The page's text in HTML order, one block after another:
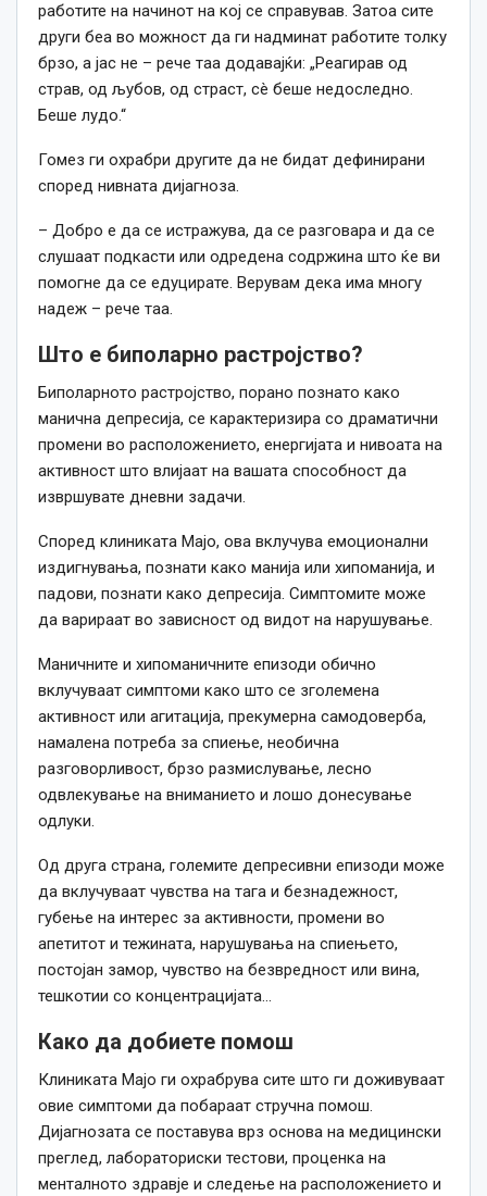
работите на начинот на кој се справував. Затоа сите
други беа во можност да ги надминат работите толку
брзо, а јас не – рече таа додавајќи: „Реагирав од
страв, од љубов, од страст, сè беше недоследно.
Беше лудо.“
Гомез ги охрабри другите да не бидат дефинирани
според нивната дијагноза.
– Добро е да се истражува, да се разговара и да се
слушаат подкасти или одредена содржина што ќе ви
помогне да се едуцирате. Верувам дека има многу
надеж – рече таа.
Што е биполарно растројство?
Биполарното растројство, порано познато како
манична депресија, се карактеризира со драматични
промени во расположението, енергијата и нивоата на
активност што влијаат на вашата способност да
извршувате дневни задачи.
Според клиниката Мајо, ова вклучува емоционални
издигнувања, познати како манија или хипоманија, и
падови, познати како депресија. Симптомите може
да варираат во зависност од видот на нарушување.
Маничните и хипоманичните епизоди обично
вклучуваат симптоми како што се зголемена
активност или агитација, прекумерна самодоверба,
намалена потреба за спиење, необична
разговорливост, брзо размислување, лесно
одвлекување на вниманието и лошо донесување
одлуки.
Од друга страна, големите депресивни епизоди може
да вклучуваат чувства на тага и безнадежност,
губење на интерес за активности, промени во
апетитот и тежината, нарушувања на спиењето,
постојан замор, чувство на безвредност или вина,
тешкотии со концентрацијата…
Како да добиете помош
Клиниката Мајо ги охрабрува сите што ги доживуваат
овие симптоми да побараат стручна помош.
Дијагнозата се поставува врз основа на медицински
преглед, лабораториски тестови, проценка на
менталното здравје и следење на расположението и